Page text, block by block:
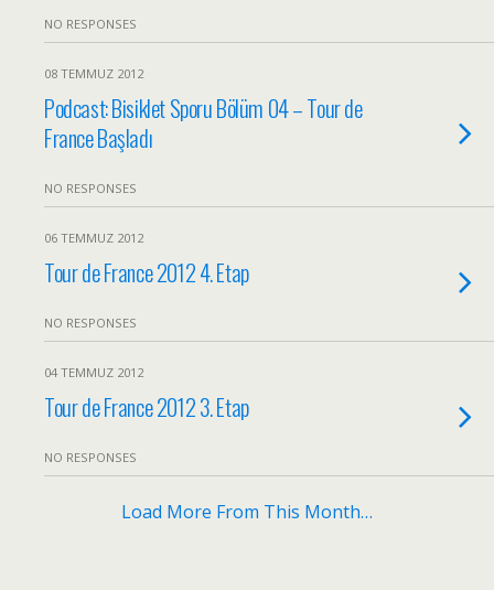
NO RESPONSES
08 TEMMUZ 2012
Podcast: Bisiklet Sporu Bölüm 04 – Tour de
France Başladı
NO RESPONSES
06 TEMMUZ 2012
Tour de France 2012 4. Etap
NO RESPONSES
04 TEMMUZ 2012
Tour de France 2012 3. Etap
NO RESPONSES
Load More From This Month…